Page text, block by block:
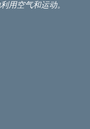
用空气和运动。